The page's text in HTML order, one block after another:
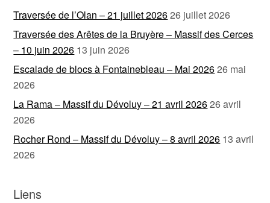
Traversée de l’Olan – 21 juillet 202626 juillet 2026
Traversée des Arêtes de la Bruyère – Massif des Cerces
– 10 juin 2026 13 juin 2026
Escalade de blocs à Fontainebleau – Mai 202626 mai
2026
La Rama – Massif du Dévoluy – 21 avril 202626 avril
2026
Rocher Rond – Massif du Dévoluy – 8 avril 2026 13 avril
2026
Liens